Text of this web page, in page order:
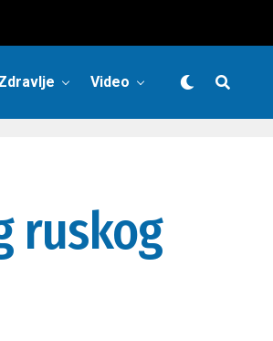
Video
ruskog